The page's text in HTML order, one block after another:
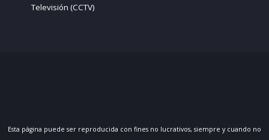
Televisión (CCTV)
Esta página puede ser reproducida con fines no lucrativos, siempre y cuando no